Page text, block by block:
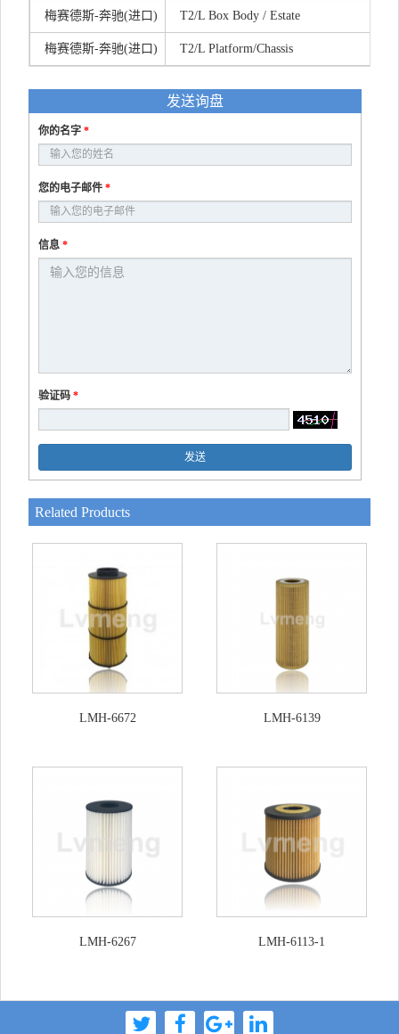
梅赛德斯-奔驰(进口) T2/L Box Body / Estate
梅赛德斯-奔驰(进口) T2/L Platform/Chassis
发送询盘
你的名字 *
您的电子邮件 *
信息 *
验证码 *
发送
Related Products
LMH-6672 LMH-6139
LMH-6267 LMH-6113-1